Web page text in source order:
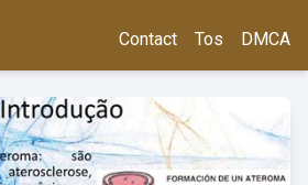
Contact Tos DMCA